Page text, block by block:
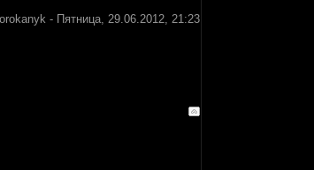
- Пятница, 29.06.2012, 21:23